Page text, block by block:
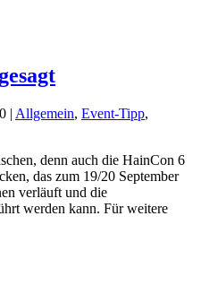
| Allgemein, Event-Tipp,
denn auch die HainCon 6
das zum 19/20 September
verläuft und die
werden kann. Für weitere